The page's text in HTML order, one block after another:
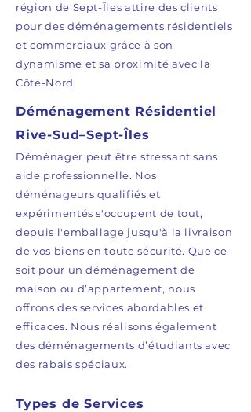
région de Sept-Îles attire des clients
pour des déménagements résidentiels
et commerciaux grâce à son
dynamisme et sa proximité avec la
Côte-Nord.
Déménagement Résidentiel
Rive-Sud–Sept-Îles
Déménager peut être stressant sans
aide professionnelle. Nos
déménageurs qualifiés et
expérimentés s'occupent de tout,
depuis l'emballage jusqu'à la livraison
de vos biens en toute sécurité. Que ce
soit pour un déménagement de
maison ou d’appartement, nous
offrons des services abordables et
efficaces. Nous réalisons également
des déménagements d’étudiants avec
des rabais spéciaux.
Types de Services